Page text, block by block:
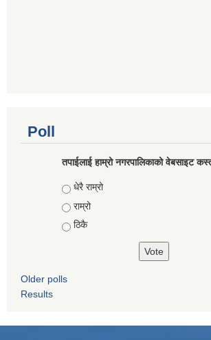
Poll
तपाईलाई हाम्रो नगरपालिकाको वेबसाइट
Choices
धेरै राम्रो
राम्रो
ठिकै
Older polls
Results